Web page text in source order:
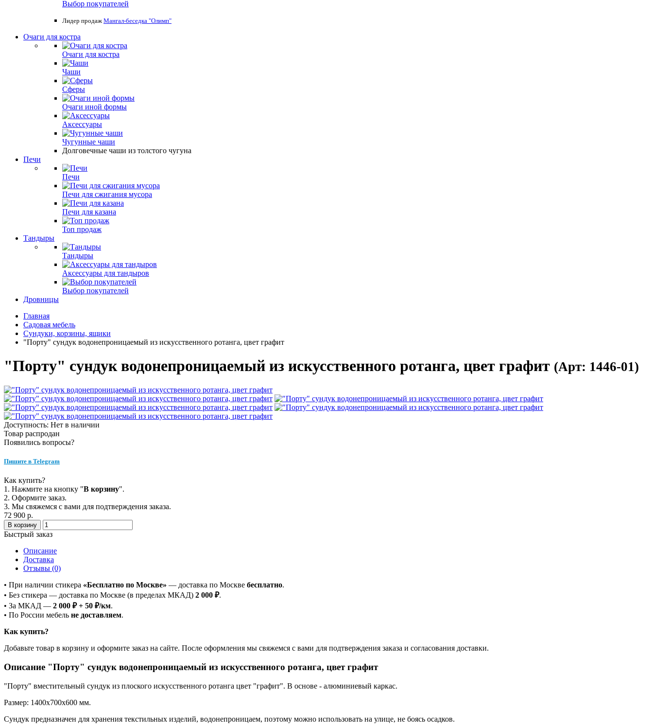
Выбор покупателей
Лидер продаж Мангал-беседка "Олимп"
Очаги для костра
Очаги для костра
Чаши
Сферы
Очаги иной формы
Аксессуары
Чугунные чаши
Долговечные чаши из толстого чугуна
Печи
Печи
Печи для сжигания мусора
Печи для казана
Топ продаж
Тандыры
Тандыры
Аксессуары для тандыров
Выбор покупателей
Дровницы
Главная
Садовая мебель
Сундуки, корзины, ящики
"Порту" сундук водонепроницаемый из искусственного ротанга, цвет графит
"Порту" сундук водонепроницаемый из искусственного ротанга, цвет графит (Арт: 1446-01)
Доступность: Нет в наличии
Товар распродан
Появились вопросы?
Пишите в Telegram
Как купить?
1. Нажмите на кнопку "В корзину".
2. Оформите заказ.
3. Мы свяжемся с вами для подтверждения заказа.
72 900 р.
В корзину
Быстрый заказ
Описание
Доставка
Отзывы (0)
• При наличии стикера «Бесплатно по Москве» — доставка по Москве бесплатно.
• Без стикера — доставка по Москве (в пределах МКАД) 2 000 ₽.
• За МКАД — 2 000 ₽ + 50 ₽/км.
• По России мебель не доставляем.
Как купить?
Добавьте товар в корзину и оформите заказ на сайте. После оформления мы свяжемся с вами для подтверждения заказа и согласования доставки.
Описание "Порту" сундук водонепроницаемый из искусственного ротанга, цвет графит
"Порту" вместительный сундук из плоского искусственного ротанга цвет "графит". В основе - алюминиевый каркас.
Размер: 1400х700х600 мм.
Сундук предназначен для хранения текстильных изделий, водонепроницаем, поэтому можно использовать на улице, не боясь осадков.